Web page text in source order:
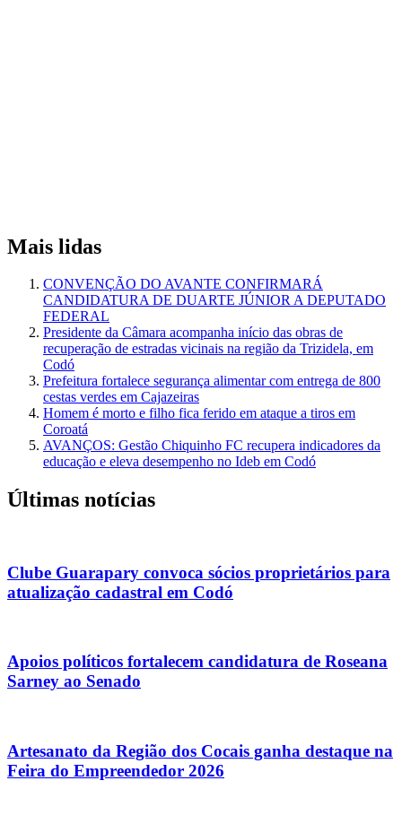
Mais lidas
CONVENÇÃO DO AVANTE CONFIRMARÁ
CANDIDATURA DE DUARTE JÚNIOR A DEPUTADO
FEDERAL
Presidente da Câmara acompanha início das obras de
recuperação de estradas vicinais na região da Trizidela, em
Codó
Prefeitura fortalece segurança alimentar com entrega de 800
cestas verdes em Cajazeiras
Homem é morto e filho fica ferido em ataque a tiros em
Coroatá
AVANÇOS: Gestão Chiquinho FC recupera indicadores da
educação e eleva desempenho no Ideb em Codó
Últimas notícias
Clube Guarapary convoca sócios proprietários para
atualização cadastral em Codó
Apoios políticos fortalecem candidatura de Roseana
Sarney ao Senado
Artesanato da Região dos Cocais ganha destaque na
Feira do Empreendedor 2026